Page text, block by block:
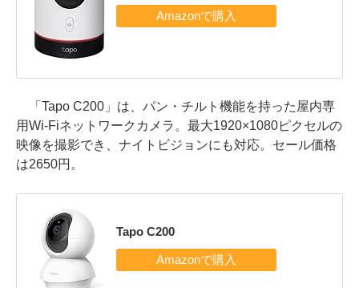
「Tapo C200」は、パン・チルト機能を持った屋内専
用Wi-Fiネットワークカメラ。最大1920×1080ピクセルの
映像を撮影でき、ナイトビジョンにも対応。セール価格
は2650円。
Tapo C200